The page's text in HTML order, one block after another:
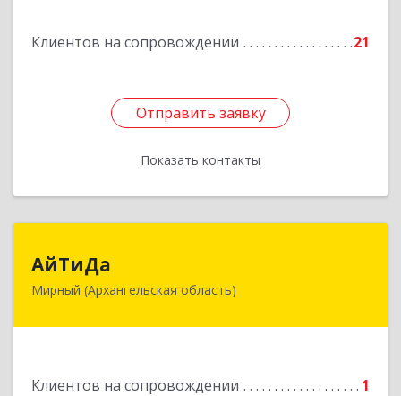
Клиентов на сопровождении 21
Отправить заявку
Показать контакты
Отправить заявку
Назад
АйТиДа
Мирный (Архангельская область)
Клиентов на сопровождении 1
164170, Архангельская обл, Мирный г,